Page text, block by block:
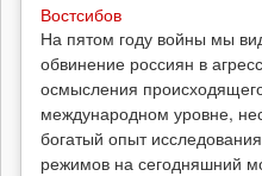
Востсибов
На пятом году войны мы
обвинение россиян в
осмысления
международном уровне,
богатый опыт
режимов на сегодняшний